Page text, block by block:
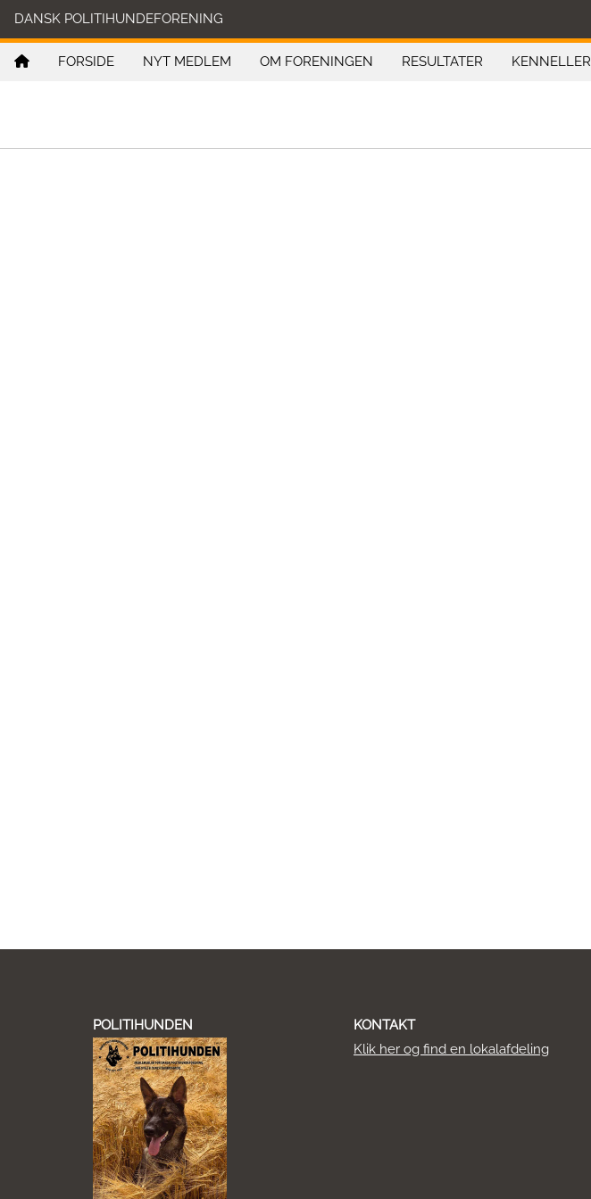
DANSK POLITIHUNDEFORENING
FORSIDE NYT MEDLEM OM FORENINGEN RESULTATER KENNELLER
POLITIHUNDEN
KONTAKT
Klik her og find en lokalafdeling